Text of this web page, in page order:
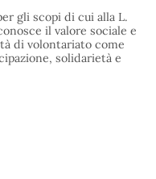
gli scopi di cui alla L.
il valore sociale e
di volontariato come
solidarietà e